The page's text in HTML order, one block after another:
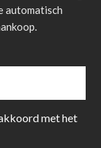
automatisch
met het